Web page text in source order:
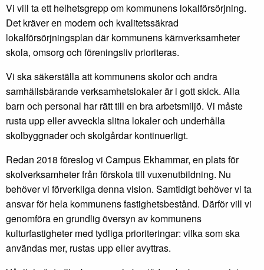
Vi vill ta ett helhetsgrepp om kommunens lokalförsörjning.
Det kräver en modern och kvalitetssäkrad
lokalförsörjningsplan där kommunens kärnverksamheter
skola, omsorg och föreningsliv prioriteras.
Vi ska säkerställa att kommunens skolor och andra
samhällsbärande verksamhetslokaler är i gott skick. Alla
barn och personal har rätt till en bra arbetsmiljö. Vi måste
rusta upp eller avveckla slitna lokaler och underhålla
skolbyggnader och skolgårdar kontinuerligt.
Redan 2018 föreslog vi Campus Ekhammar, en plats för
skolverksamheter från förskola till vuxenutbildning. Nu
behöver vi förverkliga denna vision. Samtidigt behöver vi ta
ansvar för hela kommunens fastighetsbestånd. Därför vill vi
genomföra en grundlig översyn av kommunens
kulturfastigheter med tydliga prioriteringar: vilka som ska
användas mer, rustas upp eller avyttras.